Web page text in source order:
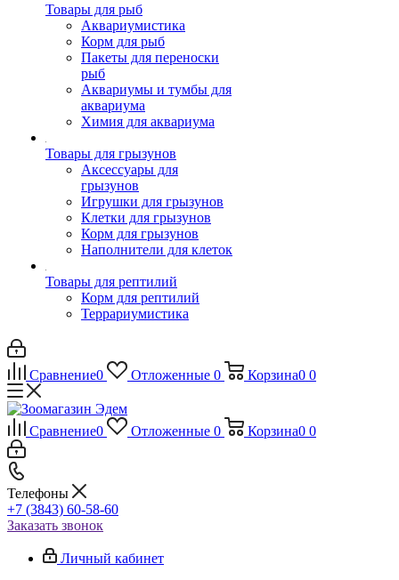
Товары для рыб
Аквариумистика
Корм для рыб
Пакеты для переноски
рыб
Аквариумы и тумбы для
аквариума
Химия для аквариума
Товары для грызунов
Аксессуары для
грызунов
Игрушки для грызунов
Клетки для грызунов
Корм для грызунов
Наполнители для клеток
Товары для рептилий
Корм для рептилий
Террариумистика
Сравнение0 Отложенные 0 Корзина0 0
Сравнение0 Отложенные 0 Корзина0 0
Телефоны
+7 (3843) 60-58-60
Заказать звонок
Личный кабинет